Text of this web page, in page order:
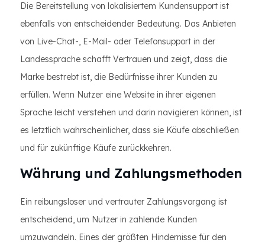
Die Bereitstellung von lokalisiertem Kundensupport ist
ebenfalls von entscheidender Bedeutung. Das Anbieten
von Live-Chat-, E-Mail- oder Telefonsupport in der
Landessprache schafft Vertrauen und zeigt, dass die
Marke bestrebt ist, die Bedürfnisse ihrer Kunden zu
erfüllen. Wenn Nutzer eine Website in ihrer eigenen
Sprache leicht verstehen und darin navigieren können, ist
es letztlich wahrscheinlicher, dass sie Käufe abschließen
und für zukünftige Käufe zurückkehren.
Währung und Zahlungsmethoden
Ein reibungsloser und vertrauter Zahlungsvorgang ist
entscheidend, um Nutzer in zahlende Kunden
umzuwandeln. Eines der größten Hindernisse für den